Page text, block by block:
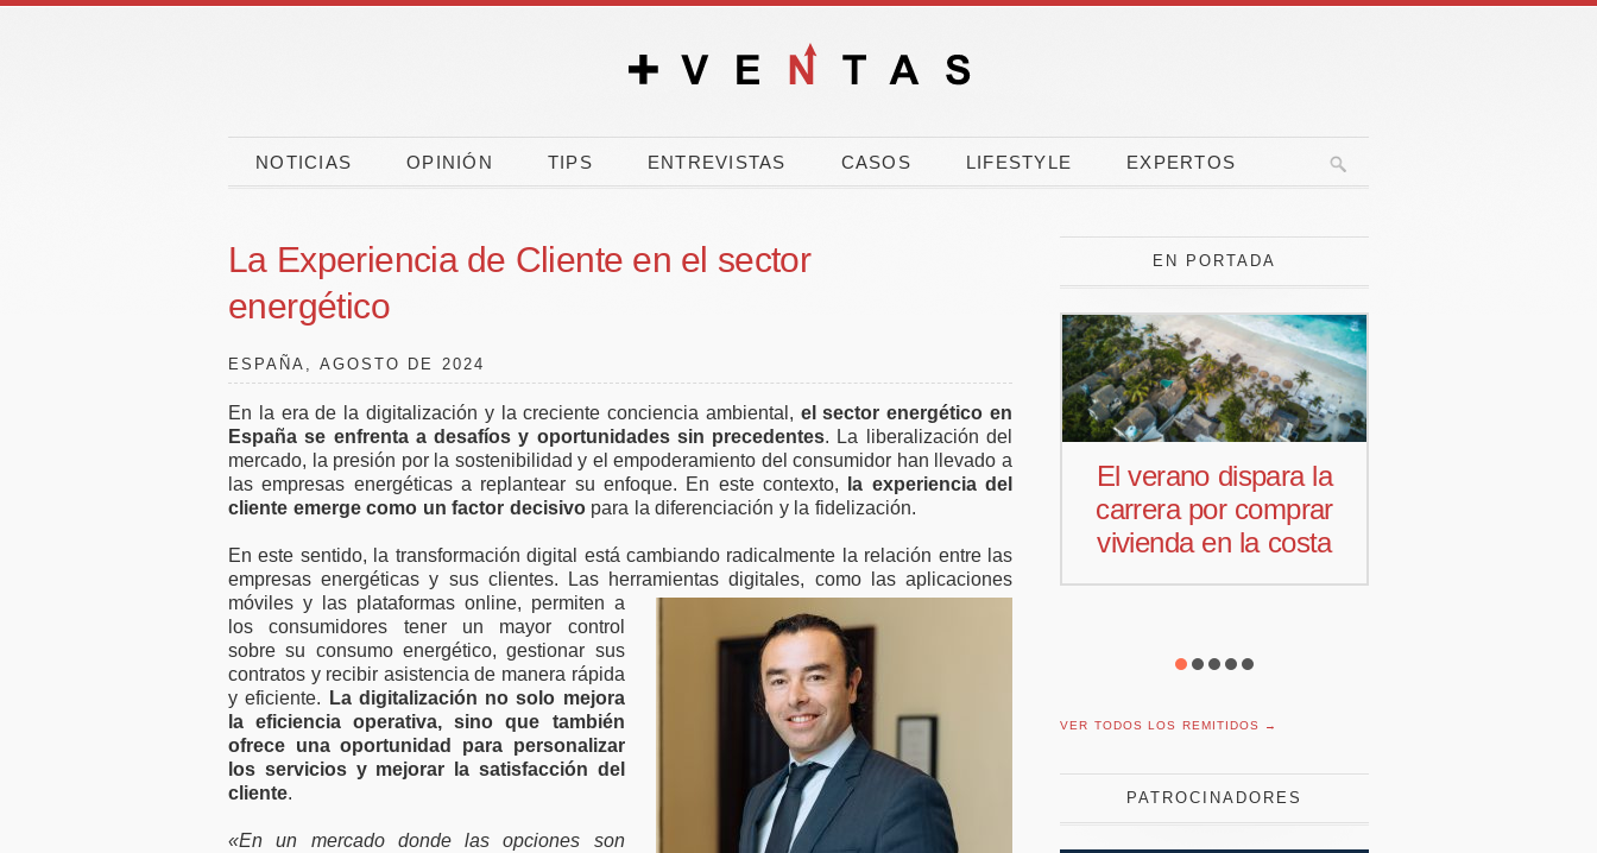
NOTICIAS OPINIÓN TIPS ENTREVISTAS CASOS LIFESTYLE EXPERTOS
La Experiencia de Cliente en el sector
energético
ESPAÑA, AGOSTO DE 2024
En la era de la digitalización y la creciente conciencia ambiental, el sector energético en
España se enfrenta a desafíos y oportunidades sin precedentes. La liberalización del
mercado, la presión por la sostenibilidad y el empoderamiento del consumidor han llevado a
las empresas energéticas a replantear su enfoque. En este contexto,
la experiencia del
cliente emerge como un factor decisivopara la diferenciación y la fidelización.
En este sentido, la transformación digital está cambiando radicalmente la relación entre las
empresas energéticas y sus clientes. Las herramientas digitales, como las aplicaciones
móviles y las plataformas online, permiten a
los consumidores tener un mayor control
sobre su consumo energético, gestionar sus
contratos y recibir asistencia de manera rápida
y eficiente.
La digitalización no solo mejora
la eficiencia operativa, sino que también
ofrece una oportunidad para personalizar
los servicios y mejorar la satisfacción del
cliente.
«En un mercado donde las opciones son
EN PORTADA
Las vacaciones
ponen a prueba la
motivación laboral
con plantillas
reducidas
CaixaBank, CEOE y
CEPYME movilizan
50.000 millones en
financiación para
empresas y pymes
El 90% de los
españoles vota a
favor de ampliar el
teletrabajo
El verano dispara la
carrera por comprar
vivienda en la costa
VER TODOS LOS REMITIDOS →
PATROCINADORES